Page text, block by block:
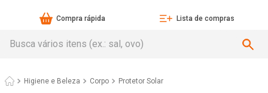
Compra rápida Lista de compras
Higiene e Beleza Corpo Protetor Solar